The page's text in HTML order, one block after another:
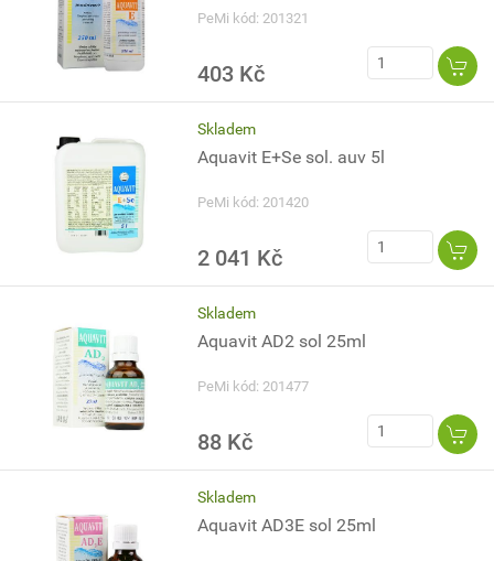
PeMi kód: 201321
403 Kč
Skladem
Aquavit E+Se sol. auv 5l
PeMi kód: 201420
2 041 Kč
Skladem
Aquavit AD2 sol 25ml
PeMi kód: 201477
88 Kč
Skladem
Aquavit AD3E sol 25ml